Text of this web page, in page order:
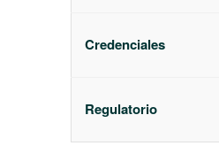
Credenciales
Regulatorio